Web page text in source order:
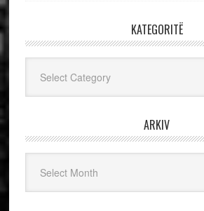
KATEGORITË
ARKIV